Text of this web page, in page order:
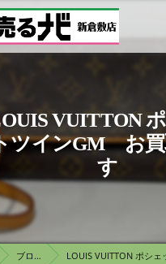
VUITTON
ツインGM お買
す
ブログ LOUIS VUITTON ポシェ